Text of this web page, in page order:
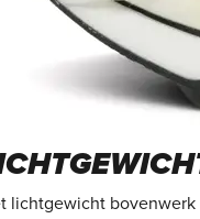
lichtgewicht